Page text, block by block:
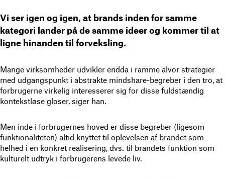
Vi ser igen og igen, at brands inden for samme
kategori lander på de samme ideer og kommer til at
ligne hinanden til forveksling.
Mange virksomheder udvikler endda i ramme alvor strategier
med udgangspunkt i abstrakte mindshare-begreber i den tro, at
forbrugerne virkelig interesserer sig for disse fuldstændig
kontekstløse gloser, siger han.
Men inde i forbrugernes hoved er disse begreber (ligesom
funktionaliteten) altid knyttet til oplevelsen af brandet som
helhed i en konkret realisering, dvs. til brandets funktion som
kulturelt udtryk i forbrugerens levede liv.